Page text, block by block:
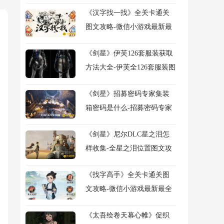
《汉字找一找》全关卡通关
图文攻略-微信小游戏最新最
《剑星》伊芙126套服装获取
方法大全-伊芙全126套服装图
《剑星》招募密码专家集装
箱密码是什么-招募密码专家
《剑星》尼尔DLC星之泪怎
样收集-全星之泪位置图文攻
《找字高手》全关卡通关图
文攻略-微信小游戏最新最全
《太吾绘卷天幕心帷》促织